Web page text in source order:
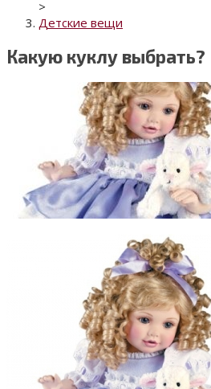
>
Детские вещи
Какую куклу выбрать?